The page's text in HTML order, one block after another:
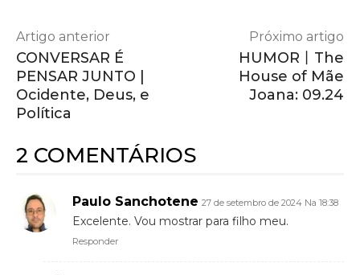
Artigo anterior
CONVERSAR É
PENSAR JUNTO |
Ocidente, Deus, e
Política
Próximo artigo
HUMOR丨The
House of Mãe
Joana: 09.24
2 COMENTÁRIOS
Paulo Sanchotene 27 de setembro de 2024 Na 18:38
Excelente. Vou mostrar para filho meu.
Responder